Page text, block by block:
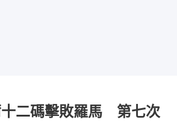
十二碼擊敗羅馬 第七次